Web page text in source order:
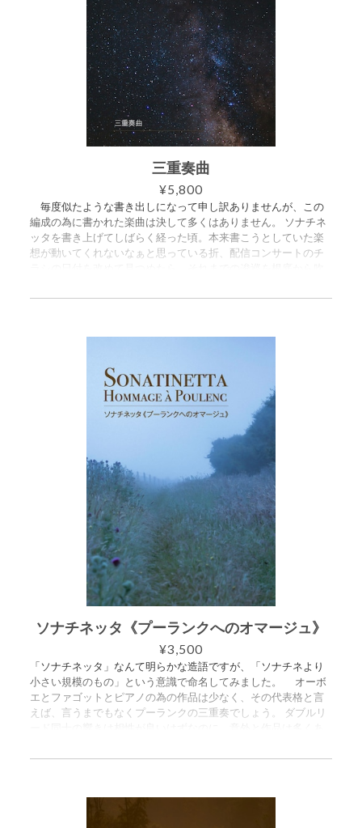
のですが、書き進めるほどに、その必要はないという結論に至
りました。 最近の私としては珍しく、書き初めから完成まで
が諸事情によりかなり掛かってしまいましたが、そのことと演
奏時間はまた別問題。笑 圧倒的に取り上げやすい本作、ぜひお
買い求めあれ。 ＋＋＋＋ スコア譜とパート譜（ヴィブラフォ
ン）がセットになっています。 ご購入いただくと、2つのPDFが
入ったZIPファイルをダウンロードできます。 ・スコア譜 10
ページ ・パート譜（ヴィブラフォン） 5ページ ＋＋＋＋ この
曲は2026年7月22日のライブ配信コンサートにて初演されまし
た。 https://www.youtube.com/live/s-8W6nQXvk0?si=VLUuam
三重奏曲
¥5,800
毎度似たような書き出しになって申し訳ありませんが、この
編成の為に書かれた楽曲は決して多くはありません。 ソナチネ
ッタを書き上げてしばらく経った頃。本来書こうとしていた楽
想が動いてくれないなぁと思っている折、配信コンサートのチ
神が根底に流れています。「７月７日にしか会えない、その日
り「四季」と言うほど日本の季節は粗く分割されるものでもな
いと思っているので、それぞれに標題を付けて以下のように分
けることにしました。 I. Andante “Routine” II. Quasi adagio “Dis
tance” III. Animato “Rainy” IV. Luminoso “The Day” あんまり説
明するのも野暮というものですが、分かって聴いて頂きたい気
もするので少しだけ説明を。 第一楽章はソナタ形式。織姫と
彦星が恋愛にかまけてサボりまくった為に天帝が罰として（こ
れは想像ですが、本来なら二度と合わせないようにするところ
を）「一年に一度は合わせてやるからそれ以外の日は真面目に
仕事しろ」という処遇にした事で、日々仕事に専念せざるを得
ない二人の様子です。 これは四季に当てはめるならば、恐らく
秋から冬にかけての事なのでしょう。 第二楽章は緩徐楽章。
冬から春にかけて、仕事に励みながらも、お互いの事を愛しく
思えば思うほど、その距離を強烈に意識せざるを得ないような
状態なのでしょう。 第三楽章。帰着点が七夕と分かっていれ
ば、日本に住む方はその前の楽章（敢えて「あめふり」と訳し
たいところですね） がどの時期を指しているかはお分かりにな
る事でしょう。 まもなく会えるという期待が隠し切れない楽
章。 （このページの末尾に「※作曲当時の日本は現在の雨季の
ような『梅雨』と呼ばれる一ヶ月程度の雨や曇りの日が多い時
期があったそうです」なんて注釈を付けなければならないよう
な事にならない事を心から祈っております） 第四楽章は再会
のその日。カササギたちが翼を並べて天の川を渡る橋を二人の
ですが、やはり日本人としても「再会がエンディングではな
ソナチネッタ《プーランクへのオマージュ》
¥3,500
「ソナチネッタ」なんて明らかな造語ですが、「ソナチネより
小さい規模のもの」という意識で命名してみました。 オーボ
エとファゴットとピアノの為の作品は少なく、その代表格と言
えば、言うまでもなくプーランクの三重奏でしょう。 ダブルリ
多い……気がします。 個人的にも、プーランクのあの三重奏が